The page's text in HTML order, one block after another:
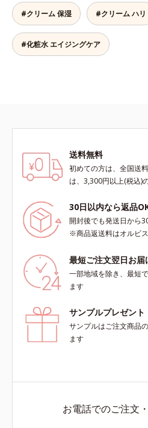
粉体を採用しているので、とっても
軽い付けごこち。単品でも、化粧下
地としてもご使用いただけます。ベ
タつくことなくうるおい感覚が続く
「クリームタイプ」と、みずみずし
ちり・ほこり
#クリーム 保湿 #クリーム ハリ
#化粧水 エイジングケア
送料無料
初めての方は、全国送
は、3,300円以上(税込)
30日以内なら返品
開封後でも発送日から
※商品返送料はオルビ
最短ご注文翌日お届
一部地域を除き、最短
ます
サンプルプレゼント
サンプルはご注文商品
ます
お電話でのご注文